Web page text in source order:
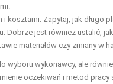
Zapytaj, jak długo
Dobrze jest również ustalić,
materiałów czy zmiany w
wyboru wykonawcy, ale
oczekiwań i metod